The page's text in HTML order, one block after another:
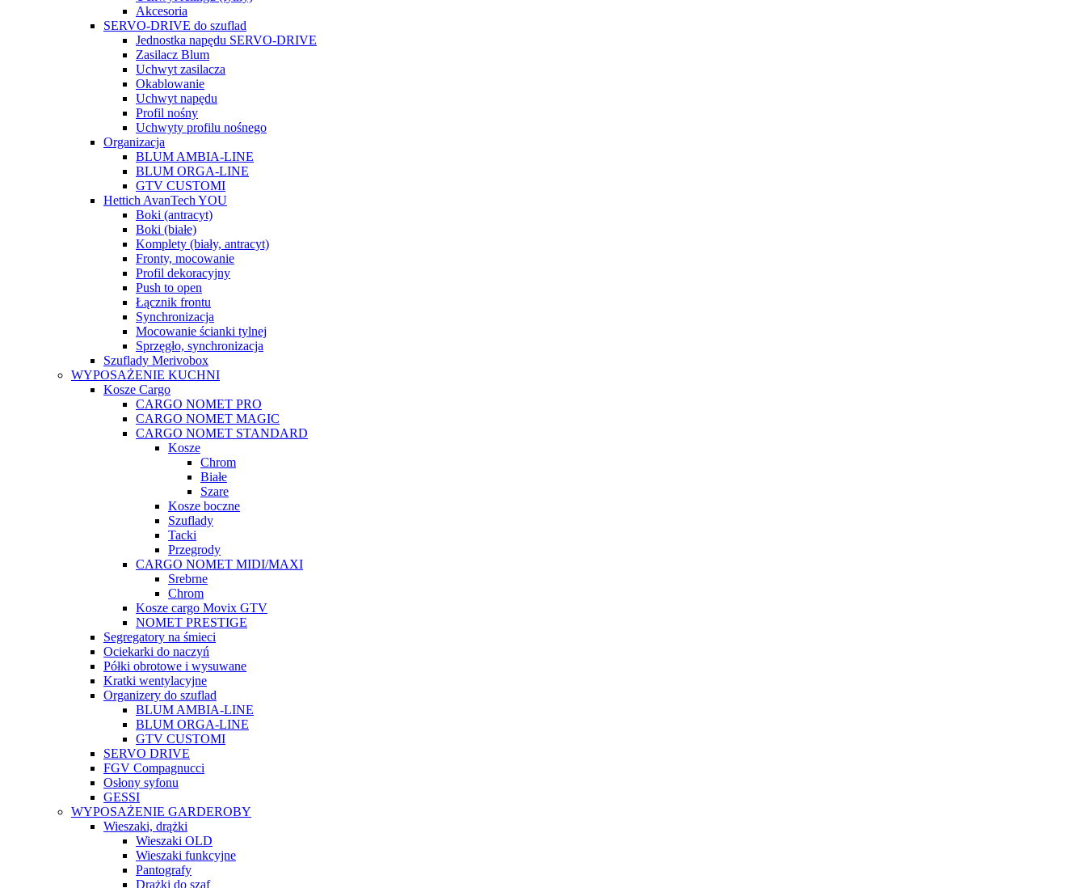
Akcesoria
SERVO-DRIVE do szuflad
Jednostka napędu SERVO-DRIVE
Zasilacz Blum
Uchwyt zasilacza
Okablowanie
Uchwyt napędu
Profil nośny
Uchwyty profilu nośnego
Organizacja
BLUM AMBIA-LINE
BLUM ORGA-LINE
GTV CUSTOMI
Hettich AvanTech YOU
Boki (antracyt)
Boki (białe)
Komplety (biały, antracyt)
Fronty, mocowanie
Profil dekoracyjny
Push to open
Łącznik frontu
Synchronizacja
Mocowanie ścianki tylnej
Sprzęgło, synchronizacja
Szuflady Merivobox
WYPOSAŻENIE KUCHNI
Kosze Cargo
CARGO NOMET PRO
CARGO NOMET MAGIC
CARGO NOMET STANDARD
Kosze
Chrom
Białe
Szare
Kosze boczne
Szuflady
Tacki
Przegrody
CARGO NOMET MIDI/MAXI
Srebrne
Chrom
Kosze cargo Movix GTV
NOMET PRESTIGE
Segregatory na śmieci
Ociekarki do naczyń
Półki obrotowe i wysuwane
Kratki wentylacyjne
Organizery do szuflad
BLUM AMBIA-LINE
BLUM ORGA-LINE
GTV CUSTOMI
SERVO DRIVE
FGV Compagnucci
Osłony syfonu
GESSI
WYPOSAŻENIE GARDEROBY
Wieszaki, drążki
Wieszaki OLD
Wieszaki funkcyjne
Pantografy
Drążki do szaf